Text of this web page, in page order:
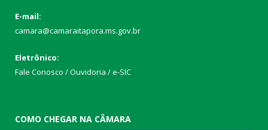
E-mail:
camara@camaraitapora.ms.gov.br
Eletrônico:
Fale Conosco / Ouvidoria / e-SIC
COMO CHEGAR NA CÂMARA